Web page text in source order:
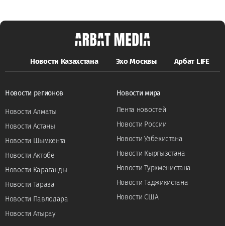
Новости Казахстана Эхо Москвы Арбат LIFE
Новости регионов
Новости Алматы
Новости Астаны
Новости Шымкента
Новости Актобе
Новости Караганды
Новости Тараза
Новости Павлодара
Новости Атырау
Новости мира
Лента новостей
Новости России
Новости Узбекистана
Новости Кыргызстана
Новости Туркменистана
Новости Таджикистана
Новости США